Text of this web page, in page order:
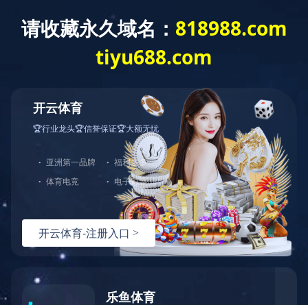
爱游戏在线登录官网
爱游戏在线登
录官网-爱游
戏(中国)
公司概